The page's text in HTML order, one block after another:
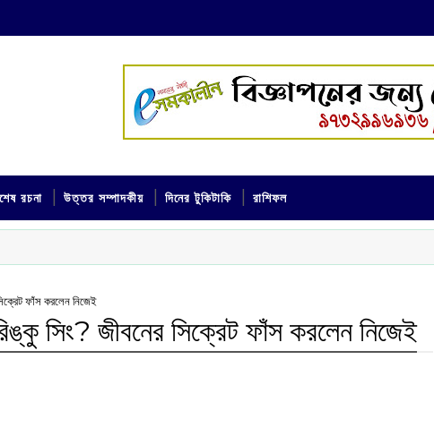
রচনা উত্তর সম্পাদকীয় দিনের টুকিটাকি রাশিফল
ফাঁস করলেন নিজেই
সিং? জীবনের সিক্রেট ফাঁস করলেন নিজেই